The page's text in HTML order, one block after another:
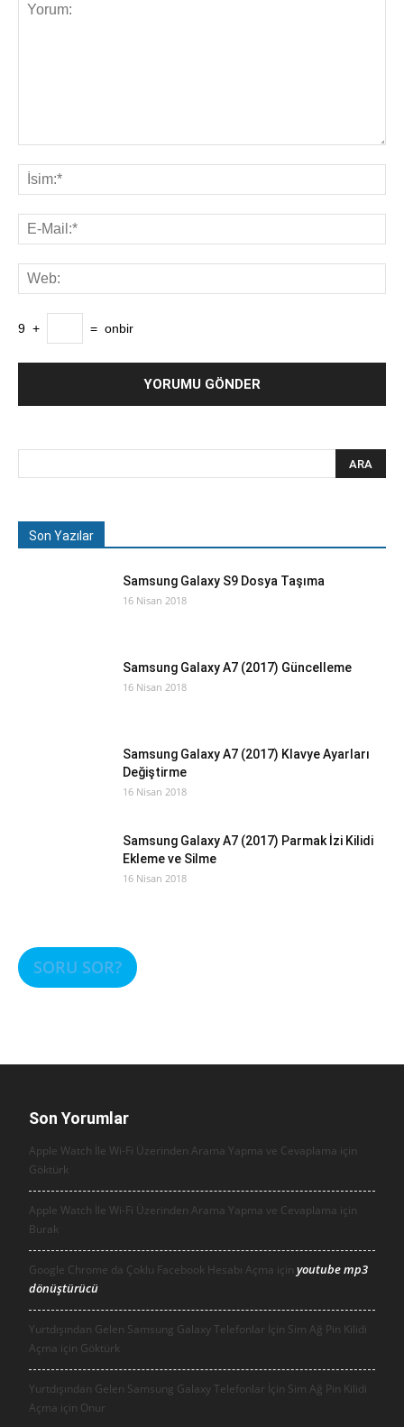
9 + = onbir
Son Yazılar
Samsung Galaxy S9 Dosya Taşıma
16 Nisan 2018
Samsung Galaxy A7 (2017) Güncelleme
16 Nisan 2018
Samsung Galaxy A7 (2017) Klavye Ayarları
Değiştirme
16 Nisan 2018
Samsung Galaxy A7 (2017) Parmak İzi Kilidi
Ekleme ve Silme
16 Nisan 2018
SORU SOR?
Son Yorumlar
Apple Watch İle Wi-Fi Üzerinden Arama Yapma ve Cevaplama için
Göktürk
Apple Watch İle Wi-Fi Üzerinden Arama Yapma ve Cevaplama için
Burak
Google Chrome da Çoklu Facebook Hesabı Açma için youtube mp3
dönüştürücü
Yurtdışından Gelen Samsung Galaxy Telefonlar İçin Sim Ağ Pin Kilidi
Açma için Göktürk
Yurtdışından Gelen Samsung Galaxy Telefonlar İçin Sim Ağ Pin Kilidi
Açma için Onur